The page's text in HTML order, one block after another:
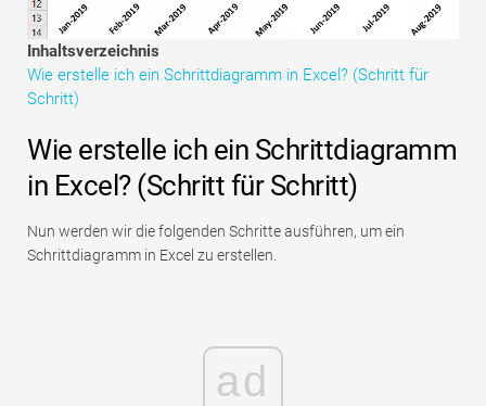
Tutorials zur Finanzmodellierung
Vollständige Form
Inhaltsverzeichnis
Wie erstelle ich ein Schrittdiagramm in Excel? (Schritt für
Schritt)
Wie erstelle ich ein Schrittdiagramm
in Excel? (Schritt für Schritt)
Nun werden wir die folgenden Schritte ausführen, um ein
Schrittdiagramm in Excel zu erstellen.
ad